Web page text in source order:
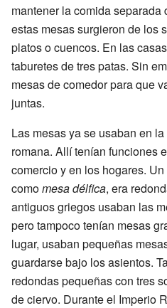
mantener la comida
estas mesas surgieron de los
platos o cuencos. En las
taburetes de tres patas. Sin
mesas de comedor para que
juntas.
Las mesas ya se usaban en
romana. Allí tenían funciones
comercio y en los hogares.
comomesa délfica, era
antiguos griegos usaban las
pero tampoco tenían mesas
lugar, usaban pequeñas
guardarse bajo los asientos.
redondas pequeñas con tres
de ciervo. Durante el Imperio